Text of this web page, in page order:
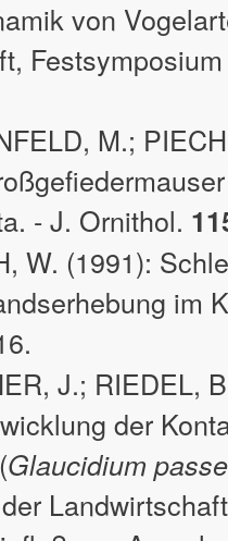
von
M.;
- J. Ornithol.
W. (1991):
im
J.; RIEDEL,
der
Glaucidium